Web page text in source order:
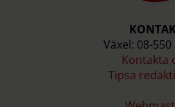
Växel: 08-550
Kontakta
Tipsa